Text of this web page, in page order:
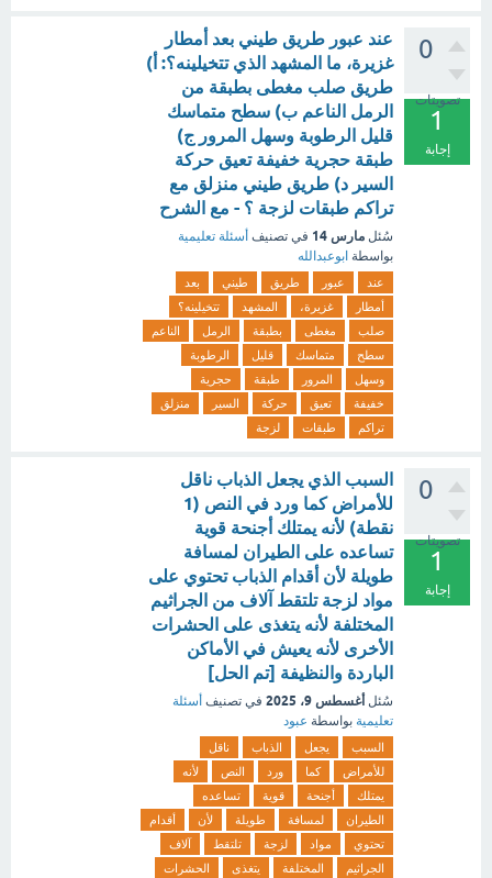
0
تصويتات
1
إجابة
عند عبور طريق طيني بعد أمطار
غزيرة، ما المشهد الذي تتخيلينه؟: أ)
طريق صلب مغطى بطبقة من
الرمل الناعم ب) سطح متماسك
قليل الرطوبة وسهل المرور ج)
طبقة حجرية خفيفة تعيق حركة
السير د) طريق طيني منزلق مع
تراكم طبقات لزجة ؟ - مع الشرح
سُئل مارس 14 في تصنيف أسئلة تعليمية
بواسطة ابوعبدالله
عند عبور طريق طيني
بعد
أمطار
غزيرة، المشهد
تتخيلينه؟
صلب
مغطى بطبقة الرمل
الناعم
سطح
متماسك قليل
الرطوبة
وسهل
المرور طبقة
حجرية
خفيفة
تعيق حركة السير
منزلق
تراكم
طبقات لزجة
0
تصويتات
1
إجابة
السبب الذي يجعل الذباب ناقل
للأمراض كما ورد في النص (1
نقطة) لأنه يمتلك أجنحة قوية
تساعده على الطيران لمسافة
طويلة لأن أقدام الذباب تحتوي على
مواد لزجة تلتقط آلاف من الجراثيم
المختلفة لأنه يتغذى على الحشرات
الأخرى لأنه يعيش في الأماكن
الباردة والنظيفة [تم الحل]
سُئل أغسطس 9، 2025 في تصنيف أسئلة
تعليمية بواسطة عبود
السبب يجعل الذباب
ناقل
للأمراض
كما ورد النص
لأنه
يمتلك
أجنحة قوية
تساعده
الطيران
لمسافة طويلة لأن
أقدام
تحتوي
مواد لزجة تلتقط
آلاف
الجراثيم
المختلفة يتغذى
الحشرات